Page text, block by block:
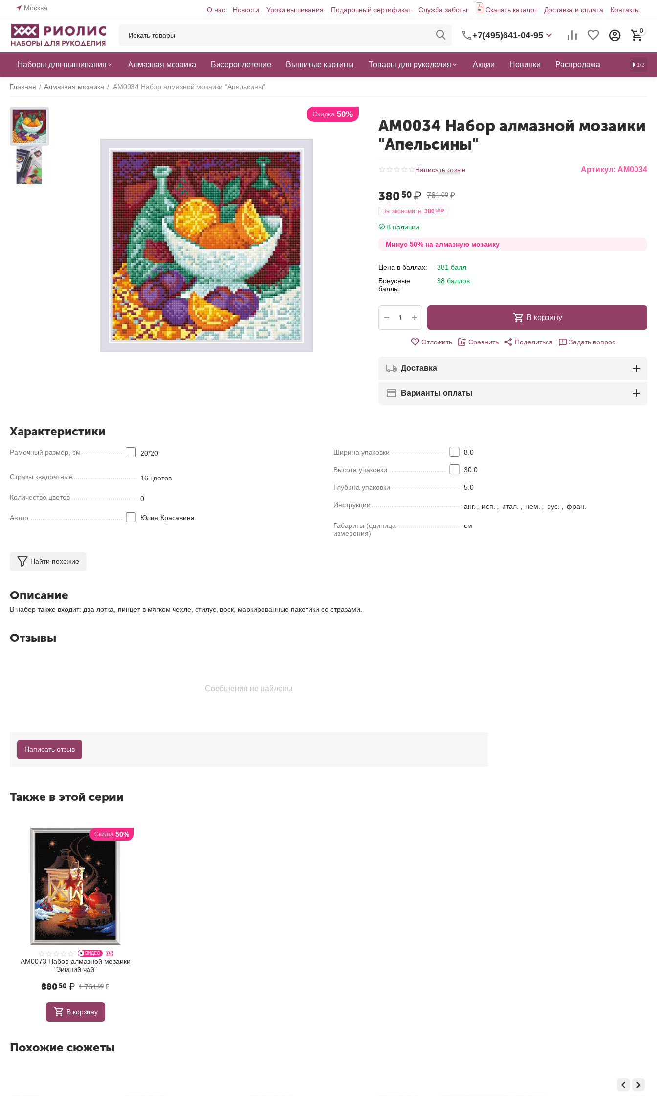
Москва О нас Новости Уроки вышивания Подарочный сертификат Служба заботы Скачать каталог Доставка и оплата Контакты
+7(495)641-04-95 0
Наборы для вышивания Алмазная мозаика Бисероплетение Вышитые картины Товары для рукоделия Акции Новинки Распродажа 1/2
Главная / Алмазная мозаика / АМ0034 Набор алмазной мозаики "Апельсины"
АМ0034 Набор алмазной мозаики
"Апельсины"
Написать отзыв Артикул: АМ0034
380 50₽ 761 00 ₽
Вы экономите: 380 50₽
В наличии
Минус 50% на алмазную мозаику
Цена в баллах:
381 балл
Бонусные
баллы:
38 баллов
+
− В корзину
Отложить Сравнить Поделиться Задать вопрос
Доставка
Варианты оплаты
Характеристики
Рамочный размер, см 20*20
Стразы квадратные 16 цветов
Количество цветов 0
Автор Юлия Красавина
Ширина упаковки 8.0
Высота упаковки 30.0
Глубина упаковки 5.0
Инструкции анг. исп. итал. нем. рус. фран.
Габариты (единица
измерения)
см
Найти похожие
Описание
В набор также входит: два лотка, пинцет в мягком чехле, стилус, воск, маркированные пакетики со стразами.
Отзывы
Сообщения не найдены
Написать отзыв
Также в этой серии
Скидка 50%
ВИДЕО
АМ0073 Набор алмазной мозаики
"Зимний чай"
1 761 00 ₽
88050 ₽
В корзину
Похожие сюжеты